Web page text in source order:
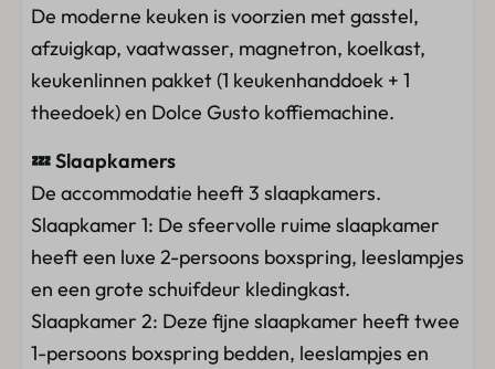
Toilet
Wastafel
Buiten
Strandgevoel
Parasol
Terras
De moderne keuken is voorzien met gasstel,
afzuigkap, vaatwasser, magnetron, koelkast,
keukenlinnen pakket (1 keukenhanddoek + 1
theedoek) en Dolce Gusto koffiemachine.
💤 Slaapkamers
De accommodatie heeft 3 slaapkamers.
Slaapkamer 1: De sfeervolle ruime slaapkamer
heeft een luxe 2-persoons boxspring, leeslampjes
en een grote schuifdeur kledingkast.
Slaapkamer 2: Deze fijne slaapkamer heeft twee
1-persoons boxspring bedden, leeslampjes en